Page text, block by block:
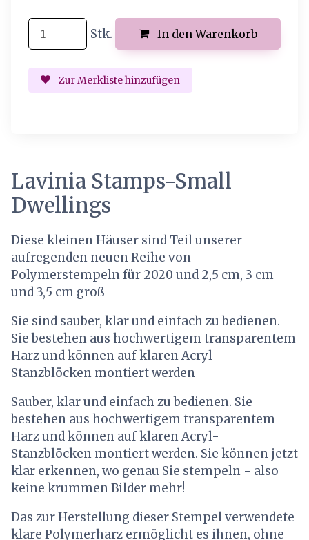
Stk. In den Warenkorb
Zur Merkliste hinzufügen
Lavinia Stamps-Small
Dwellings
Diese kleinen Häuser sind Teil unserer
aufregenden neuen Reihe von
Polymerstempeln für 2020 und 2,5 cm, 3 cm
und 3,5 cm groß
Sie sind sauber, klar und einfach zu bedienen.
Sie bestehen aus hochwertigem transparentem
Harz und können auf klaren Acryl-
Stanzblöcken montiert werden
Sauber, klar und einfach zu bedienen. Sie
bestehen aus hochwertigem transparentem
Harz und können auf klaren Acryl-
Stanzblöcken montiert werden. Sie können jetzt
klar erkennen, wo genau Sie stempeln - also
keine krummen Bilder mehr!
Das zur Herstellung dieser Stempel verwendete
klare Polymerharz ermöglicht es ihnen, ohne